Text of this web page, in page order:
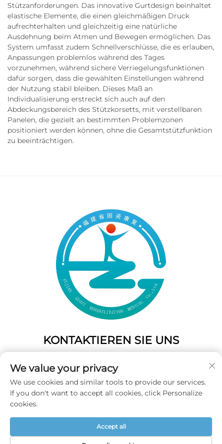
Stützanforderungen. Das innovative Gurtdesign beinhaltet
elastische Elemente, die einen gleichmäßigen Druck
aufrechterhalten und gleichzeitig eine natürliche
Ausdehnung beim Atmen und Bewegen ermöglichen. Das
System umfasst zudem Schnellverschlüsse, die es erlauben,
Anpassungen problemlos während des Tages
vorzunehmen, während sichere Verriegelungsfunktionen
dafür sorgen, dass die gewählten Einstellungen während
der Nutzung stabil bleiben. Dieses Maß an
Individualisierung erstreckt sich auch auf den
Abdeckungsbereich des Stützkorsetts, mit verstellbaren
Panelen, die gezielt an bestimmten Problemzonen
positioniert werden können, ohne die Gesamtstützfunktion
zu beeinträchtigen.
KONTAKTIEREN SIE UNS
China
Tel.:+86-19859128239
E-Mail:
We value your privacy
We use cookies and similar tools to provide our services.
If you don't want to accept all cookies, click Personalize
cookies.
Accept all